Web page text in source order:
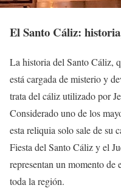
El Santo Cáliz:
La historia del Santo Cáliz,
está cargada de misterio y
trata del cáliz utilizado por
Considerado uno de los
esta reliquia solo sale de su
Fiesta del Santo Cáliz y el
representan un momento de
toda la región.